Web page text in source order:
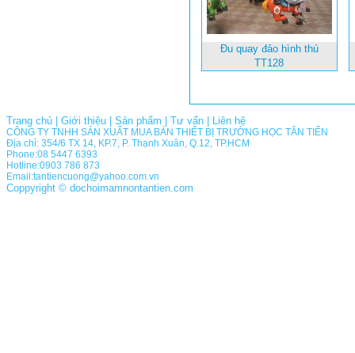
Đu quay đảo hình thú
TT128
Trang chủ Giới thiệu Sản phẩm Tư vấn Liên hệ
CÔNG TY TNHH SẢN XUẤT MUA BÁN THIẾT BỊ TRƯỜNG HỌC TÂN TIẾN
Địa chỉ: 354/6 TX 14, KP.7, P. Thạnh Xuân, Q.12, TP.HCM
Phone:08 5447 6393
Hotline:0903 786 873
Email:tantiencuong@yahoo.com.vn
Coppyright © dochoimamnontantien.com